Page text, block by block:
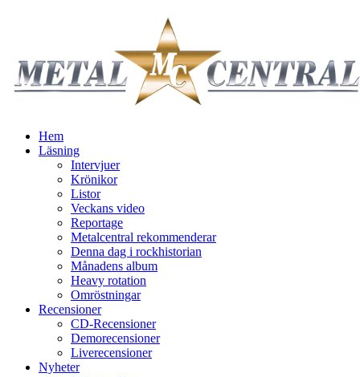
Hem
Läsning
Intervjuer
Krönikor
Listor
Veckans video
Reportage
Metalcentral rekommenderar
Denna dag i rockhistorian
Månadens album
Heavy rotation
Omröstningar
Recensioner
CD-Recensioner
Demorecensioner
Liverecensioner
Nyheter